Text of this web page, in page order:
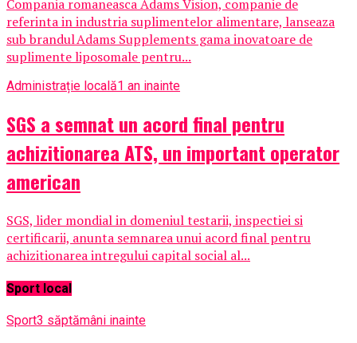
Compania romaneasca Adams Vision, companie de
referinta in industria suplimentelor alimentare, lanseaza
sub brandul Adams Supplements gama inovatoare de
suplimente liposomale pentru...
Administrație locală1 an inainte
SGS a semnat un acord final pentru
achizitionarea ATS, un important operator
american
SGS, lider mondial in domeniul testarii, inspectiei si
certificarii, anunta semnarea unui acord final pentru
achizitionarea intregului capital social al...
Sport local
Sport3 săptămâni inainte